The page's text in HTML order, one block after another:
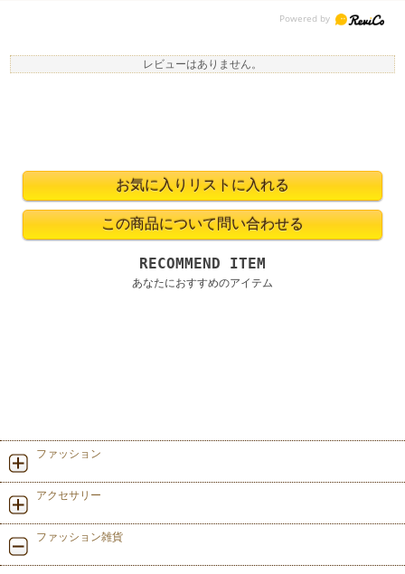
レビューはありません。
RECOMMEND ITEM
あなたにおすすめのアイテム
ファッション
アクセサリー
ファッション雑貨